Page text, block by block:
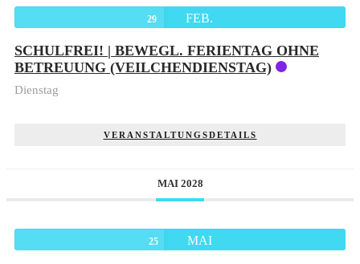
29 FEB.
SCHULFREI! | BEWEGL. FERIENTAG OHNE
BETREUUNG (VEILCHENDIENSTAG)
Dienstag
VERANSTALTUNGSDETAILS
MAI 2028
25 MAI